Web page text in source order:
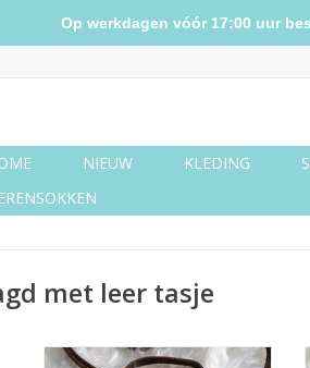
NIEUW KLEDING
met leer tasje
Donker bruin/wit leren
Op werkdagen vóór 17:00 uur